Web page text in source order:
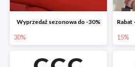
Wyprzedaż sezonowa do -30%
30% 15%